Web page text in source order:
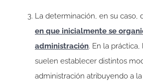
La determinación, en su caso,
en que inicialmente se
administración. En la
suelen establecer distintos
administración atribuyendo a